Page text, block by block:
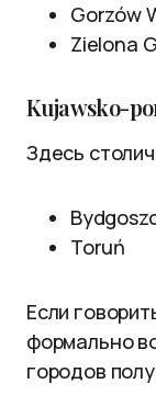
Gorzów
Zielona
Kujawsko-
Здесь
Toruń
Если
формально
городов